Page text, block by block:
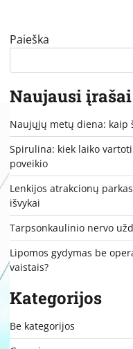
Paieška
Naujausi įrašai
Naujųjų metų diena: kaip
Spirulina: kiek laiko
poveikio
Lenkijos atrakcionų
išvykai
Tarpsonkaulinio nervo
Lipomos gydymas be
vaistais?
Kategorijos
Be kategorijos